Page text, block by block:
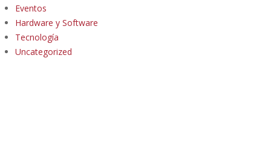
Eventos
Hardware y Software
Tecnología
Uncategorized